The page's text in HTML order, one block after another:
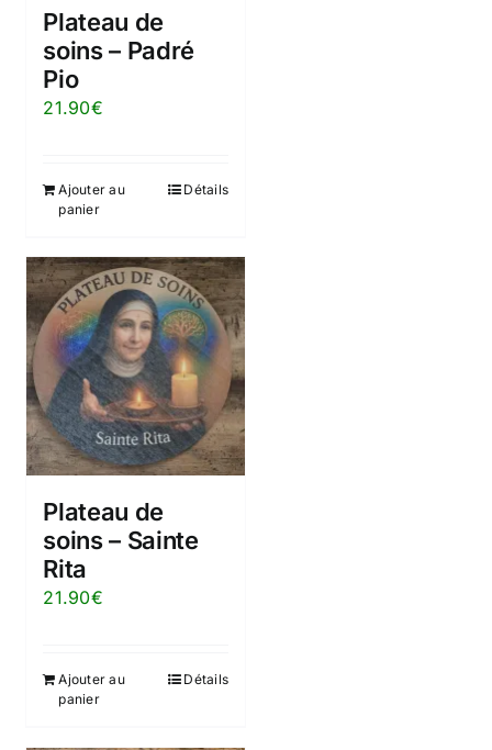
Plateau de
soins – Padré
Pio
21.90€
Ajouter au
panier
Détails
Plateau de
soins – Sainte
Rita
21.90€
Ajouter au
panier
Détails